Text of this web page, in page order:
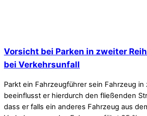
Vorsicht bei Parken in zweiter
bei Verkehrsunfall
Parkt ein Fahrzeugführer sein Fahrzeug in
beeinflusst er hierdurch den fließenden
dass er falls ein anderes Fahrzeug aus